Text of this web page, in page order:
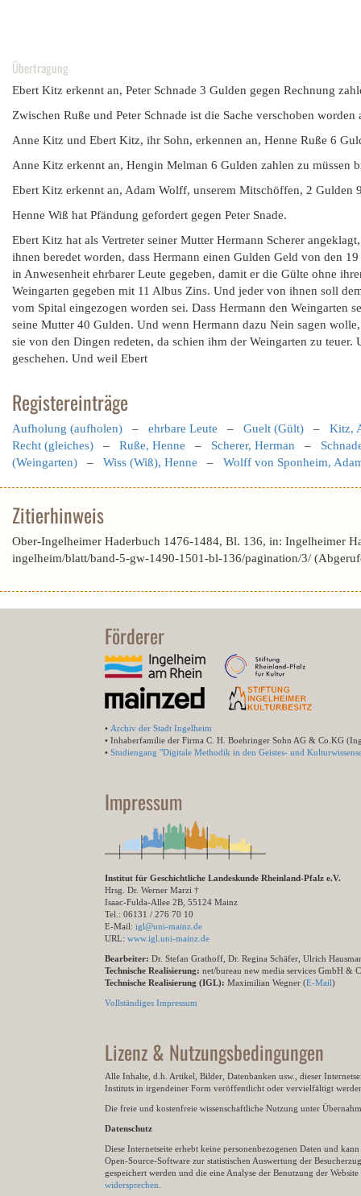
Übertragung
Ebert Kitz erkennt an, Peter Schnade 3 Gulden gegen Rechnung
Zwischen Ruße und Peter Schnade ist die Sache verschoben
Anne Kitz und Ebert Kitz, ihr Sohn, erkennen an, Henne Ruße 6
Anne Kitz erkennt an, Hengin Melman 6 Gulden zahlen zu müssen
Ebert Kitz erkennt an, Adam Wolff, unserem Mitschöffen, 2 Gulden
Henne Wiß hat Pfändung gefordert gegen Peter Snade.
Ebert Kitz hat als Vertreter seiner Mutter Hermann Scherer
ihnen beredet worden, dass Hermann einen Gulden Geld von den
in Anwesenheit ehrbarer Leute gegeben, damit er die Gülte ohne
Weingarten gegeben mit 11 Albus Zins. Und jeder von ihnen soll
vom Spital eingezogen worden sei. Dass Hermann den Weingarten
seine Mutter 40 Gulden. Und wenn Hermann dazu Nein sagen
sie von den Dingen redeten, da schien ihm der Weingarten zu
geschehen. Und weil Ebert
Registereinträge
Aufholung (aufholen) – ehrbare Leute – Guelt (Gült) – Kitz,
Recht (gleiches) – Ruße, Henne – Scherer, Herman –
(Weingarten) – Wiss (Wiß), Henne – Wolff von Sponheim,
Zitierhinweis
Ober-Ingelheimer Haderbuch 1476-1484, Bl. 136, in: Ingelheimer
ingelheim/blatt/band-5-gw-1490-1501-bl-136/pagination/3/
Förderer
• Archiv der Stadt Ingelheim
• Inhaberfamilie der Firma C. H. Boehringer Sohn AG & Co.KG
• Studiengang "Digitale Methodik in den Geistes- und
Impressum
Institut für Geschichtliche Landeskunde Rheinland-Pfalz e.V.
Hrsg. Dr. Werner Marzi †
Isaac-Fulda-Allee 2B, 55124 Mainz
Tel.: 06131 / 276 70 10
E-Mail: igl@uni-mainz.de
URL: www.igl.uni-mainz.de
Bearbeiter: Dr. Stefan Grathoff, Dr. Regina Schäfer, Ulrich
Technische Realisierung: net/bureau new media services GmbH &
Technische Realisierung (IGL): Maximilian Wegner (E-Mail)
Vollständiges Impressum
Lizenz & Nutzungsbedingungen
Alle Inhalte, d.h. Artikel, Bilder, Datenbanken usw., dieser
Instituts in irgendeiner Form veröffentlicht oder vervielfältigt
Die freie und kostenfreie wissenschaftliche Nutzung unter
Datenschutz
Diese Internetseite erhebt keine personenbezogenen Daten und
Open-Source-Software zur statistischen Auswertung der
gespeichert werden und die eine Analyse der Benutzung der
widersprechen